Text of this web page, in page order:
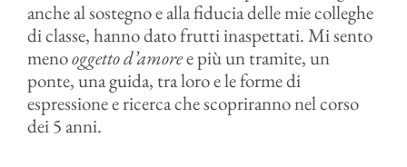
anche al sostegno e alla fiducia delle mie colleghe
di classe, hanno dato frutti inaspettati. Mi sento
menooggetto d’amoree più un tramite, un
ponte, una guida, tra loro e le forme di
espressione e ricerca che scopriranno nel corso
dei 5 anni.